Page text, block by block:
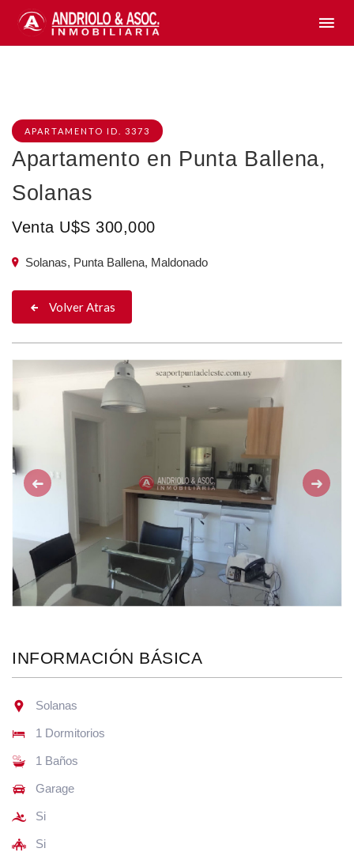
APARTAMENTO ID. 3373
Apartamento en Punta Ballena,
Solanas
Venta U$S 300,000
Solanas, Punta Ballena, Maldonado
Volver Atras
Anterior
INFORMACIÓN BÁSICA
Solanas
1 Dormitorios
1 Baños
Garage
Si
Si